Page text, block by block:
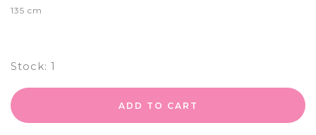
135 cm
Stock: 1
ADD TO CART